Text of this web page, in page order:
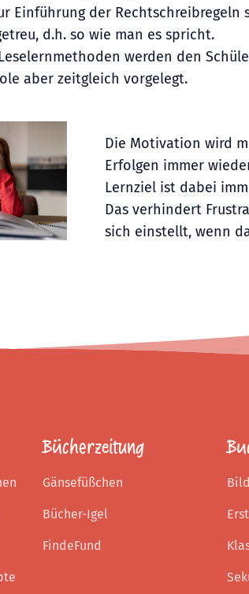
Einführung der
d.h. so wie man es spricht.
werden den
aber zeitgleich vorgelegt.
Die Motivation wird
Erfolgen immer
Lernziel ist dabei
Das verhindert
sich einstellt, wenn
Bücherzeitung
Gänsefüßchen
Bücher-Igel
FindeFund